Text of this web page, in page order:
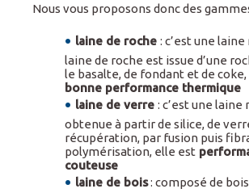
Nous vous proposons donc des
laine de roche : c’est une
laine de roche est issue d’une
le basalte, de fondant et de coke,
bonne performance thermique
laine de verre : c’est une laine
obtenue à partir de silice, de
récupération, par fusion puis
polymérisation, elle est
couteuse
laine de bois: composé de bois